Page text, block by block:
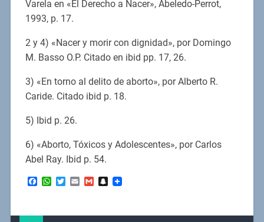
Varela en «El Derecho a Nacer», Abeledo-Perrot,
1993, p. 17.
2 y 4) «Nacer y morir con dignidad», por Domingo
M. Basso O.P. Citado en ibid pp. 17, 26.
3) «En torno al delito de aborto», por Alberto R.
Caride. Citado ibid p. 18.
5) Ibid p. 26.
6) «Aborto, Tóxicos y Adolescentes», por Carlos
Abel Ray. Ibid p. 54.
Facebook
WhatsApp
Twitter
EmailGmailSnapchat